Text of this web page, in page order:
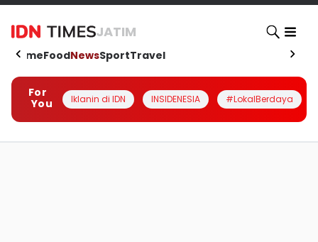
JATIM
HomeFoodNewsSportTravel
For
You
Iklanin di IDN INSIDENESIA #LokalBerdaya